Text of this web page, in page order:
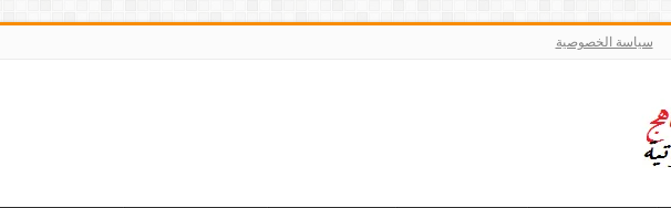
سياسة الخصوصية